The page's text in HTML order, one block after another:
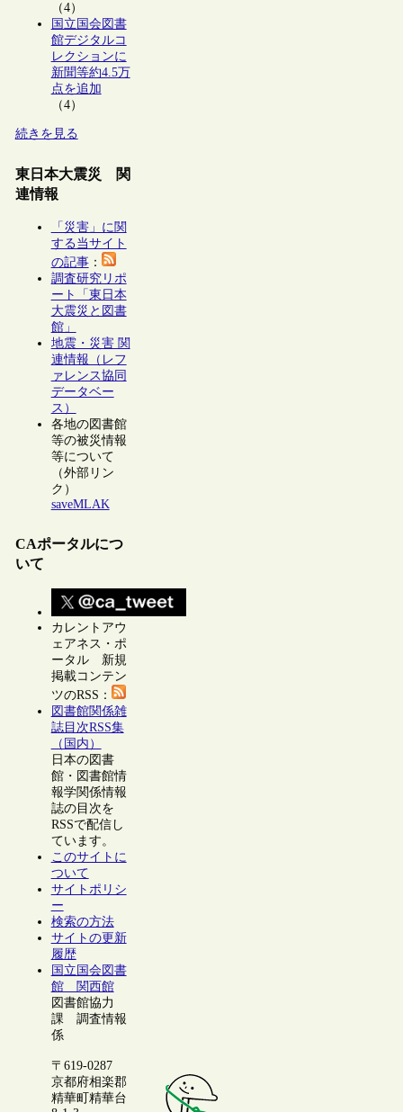
（4）
国立国会図書
館デジタルコ
レクションに
新聞等約4.5万
点を追加
（4）
続きを見る
東日本大震災 関
連情報
「災害」に関
する当サイト
の記事：
調査研究リポ
ート「東日本
大震災と図書
館」
地震・災害 関
連情報（レフ
ァレンス協同
データベー
ス）
各地の図書館
等の被災情報
等について
（外部リン
ク）
saveMLAK
CAポータルにつ
いて
カレントアウ
ェアネス・ポ
ータル 新規
掲載コンテン
ツのRSS：
図書館関係雑
誌目次RSS集
（国内）
日本の図書
館・図書館情
報学関係情報
誌の目次を
RSSで配信し
ています。
このサイトに
ついて
サイトポリシ
ー
検索の方法
サイトの更新
履歴
国立国会図書
館 関西館
図書館協力
課 調査情報
係
〒619-0287
京都府相楽郡
精華町精華台